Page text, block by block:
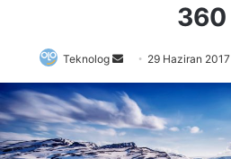
360
Teknolog
Bir
e-
posta
göndermek
29 Haziran 2017